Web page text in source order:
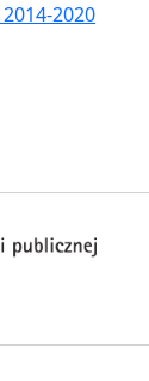
2020